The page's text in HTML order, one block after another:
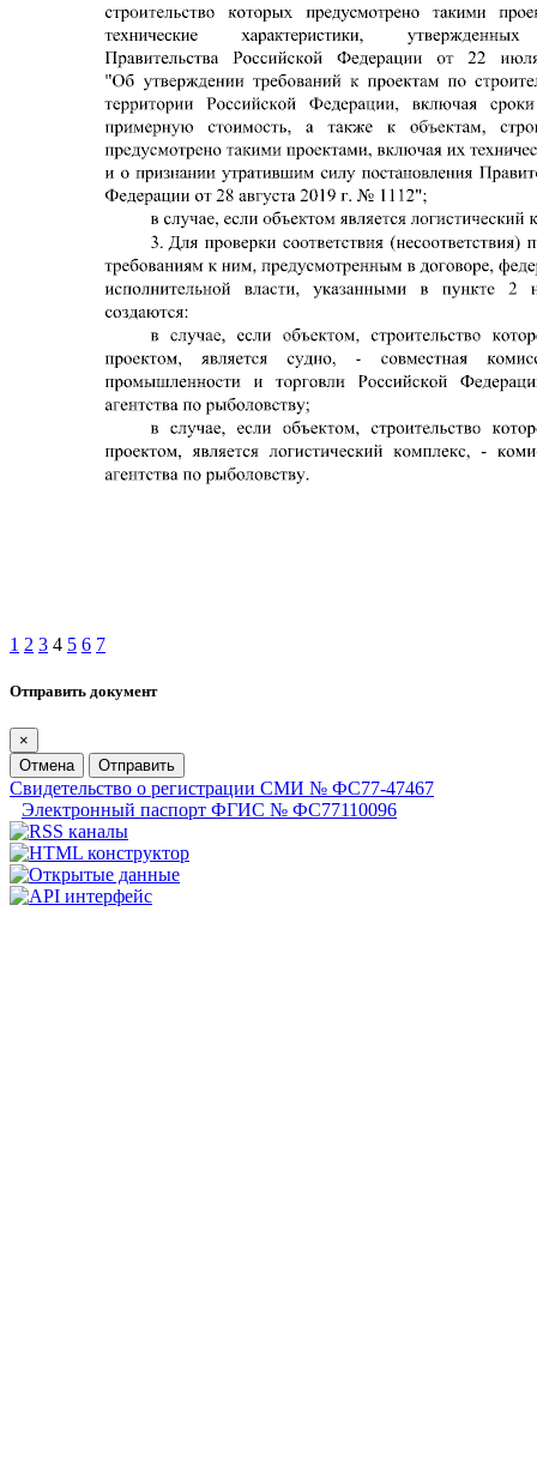
1 2 3 4 5 6 7
Отправить документ
×
Отмена
Отправить
Свидетельство о регистрации СМИ № ФС77-47467
Электронный паспорт ФГИС № ФС77110096